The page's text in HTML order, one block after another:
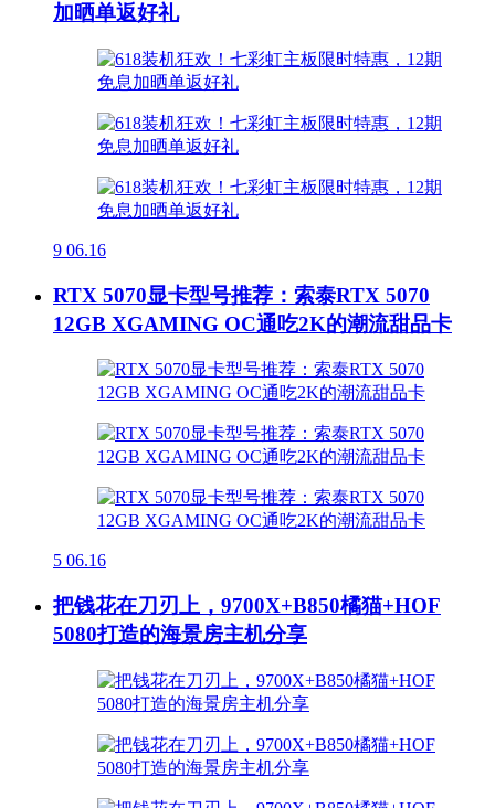
加晒单返好礼
9 06.16
RTX 5070显卡型号推荐：索泰RTX 5070
12GB XGAMING OC通吃2K的潮流甜品卡
5 06.16
把钱花在刀刃上，9700X+B850橘猫+HOF
5080打造的海景房主机分享